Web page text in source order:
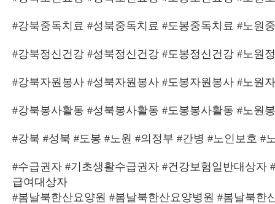
#강북중독치료 #성북중독치료 #도봉중독치료 #노원
#강북정신건강 #성북정신건강 #도봉정신건강 #노원
#강북자원봉사 #성북자원봉사 #도봉자원봉사 #노원
#강북봉사활동 #성북봉사활동 #도봉봉사활동 #노원
#강북 #성북 #도봉 #노원 #의정부 #간병 #노인보호 #
#수급권자 #기초생활수급권자 #건강보험일반대상자
급여대상자
#봄날북한산요양원 #봄날북한산요양병원 #봄날북한